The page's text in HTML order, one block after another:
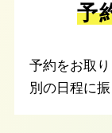
予
予約をお取
別の日程に